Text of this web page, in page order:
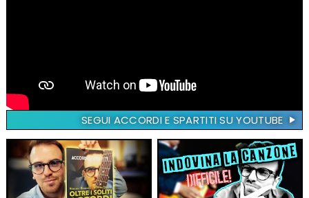
SEGUI ACCORDI E SPARTITI SU YOUTUBE